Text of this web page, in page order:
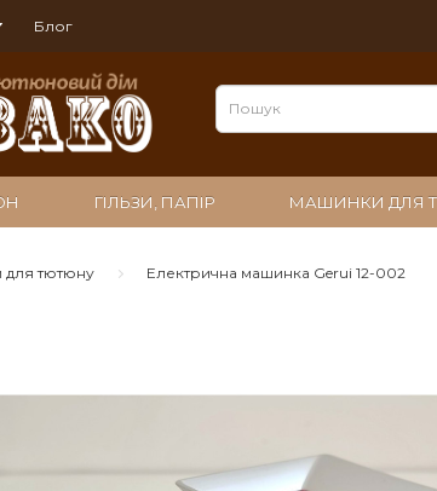
Блог
ГІЛЬЗИ, ПАПІР МАШИНКИ ДЛЯ
тютюну Електрична машинка Gerui 12-002